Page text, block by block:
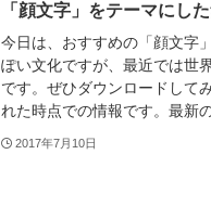
「顔文字」をテーマにし
今日は、おすすめの「顔文字
ぽい文化ですが、最近では世
です。ぜひダウンロードし
れた時点での情報です。最新
2017年7月10日